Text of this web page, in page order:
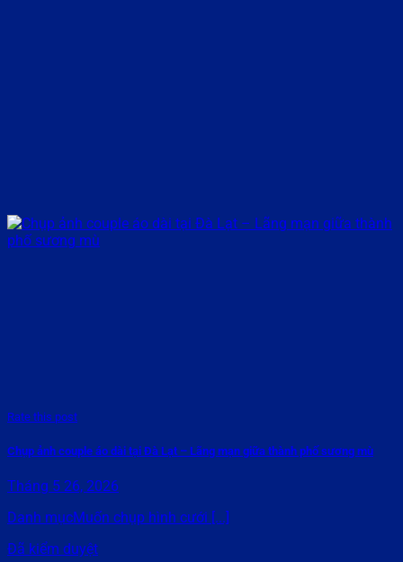
Rate this post
Chụp ảnh couple áo dài tại Đà Lạt – Lãng mạn giữa thành phố sương mù
Tháng 5 26, 2026
Danh mụcMuốn chụp hình cưới [...]
Đã kiểm duyệt